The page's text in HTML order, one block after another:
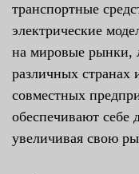
транспортные
электрические
на мировые рынки,
различных странах
совместных
обеспечивают себе
увеличивая свою